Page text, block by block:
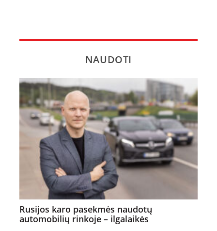
NAUDOTI
Rusijos karo pasekmės naudotų
automobilių rinkoje – ilgalaikės